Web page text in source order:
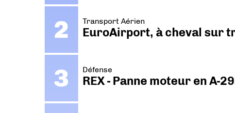
Transport Aérien
EuroAirport, à cheval sur
Défense
REX - Panne moteur en A-